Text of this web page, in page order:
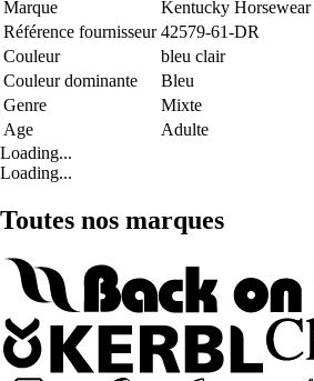
Marque
Kentucky Horsewear
Référence fournisseur 42579-61-DR
Couleur
bleu clair
Couleur dominante
Bleu
Genre
Mixte
Age
Adulte
Loading...
Loading...
Toutes nos marques